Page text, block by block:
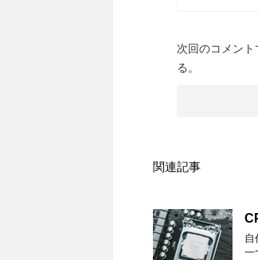
次回のコメン
る。
関連記事
自
一